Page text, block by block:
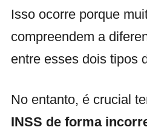
Isso ocorre porque
compreendem a
entre esses dois tipos
No entanto, é crucial
INSS de forma